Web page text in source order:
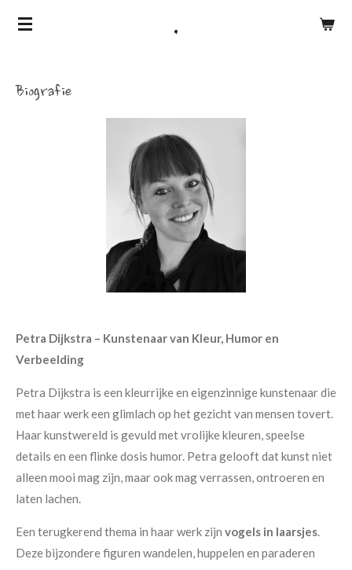
Ga
hoofdinhoud
.
Biografie
Petra Dijkstra – Kunstenaar van Kleur, Humor en
Verbeelding
Petra Dijkstra is een kleurrijke en eigenzinnige kunstenaar die
met haar werk een glimlach op het gezicht van mensen tovert.
Haar kunstwereld is gevuld met vrolijke kleuren, speelse
details en een flinke dosis humor. Petra gelooft dat kunst niet
alleen mooi mag zijn, maar ook mag verrassen, ontroeren en
laten lachen.
Een terugkerend thema in haar werk zijn vogels in laarsjes.
Deze bijzondere figuren wandelen, huppelen en paraderen